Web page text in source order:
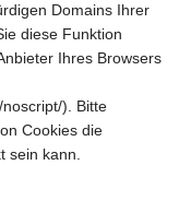
Domains Ihrer
diese Funktion
Ihres Browsers
). Bitte
Cookies die
sein kann.